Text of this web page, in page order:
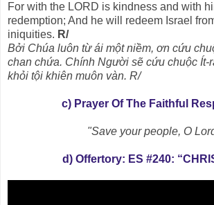
For with the LORD is kindness and with
redemption; And he will redeem Israel
iniquities. R/
Bởi Chúa luôn từ ái một niềm, ơn cứu
chan chứa. Chính Người sẽ cứu chuộc Ít-
khỏi tội khiên muôn vàn. R/
c) Prayer Of The Faithful
"Save your people, O
d) Offertory: ES #240: